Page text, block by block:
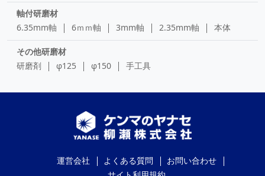
軸付研磨材
6.35mm軸
6ｍｍ軸 3mm軸 2.35mm軸 本体
その他研磨材
研磨剤
φ125 φ150 手工具
運営会社 よくある質問
お問い合わせ